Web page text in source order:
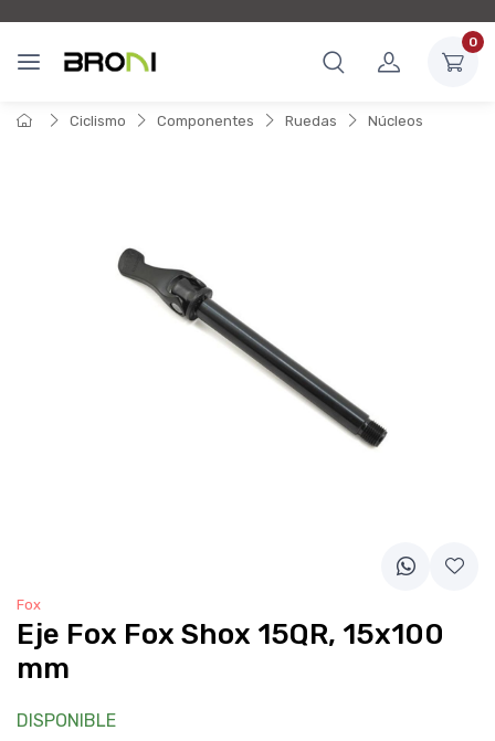
0
Ciclismo Componentes Ruedas Núcleos
Fox
Eje Fox Fox Shox 15QR, 15x100
mm
DISPONIBLE